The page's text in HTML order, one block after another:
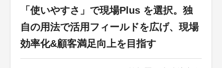
「使いやすさ」で現場Plus を選択。独
自の用法で活用フィールドを広げ、現場
効率化&顧客満足向上を目指す